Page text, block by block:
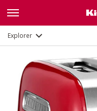
ExplorerGalerie